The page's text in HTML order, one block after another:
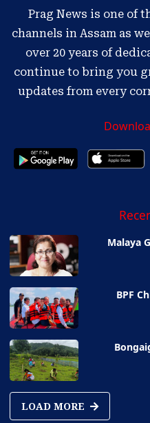
Prag News is one of
channels in Assam as
over 20 years of
continue to bring you
updates from every
Malaya
BPF
LOAD MORE